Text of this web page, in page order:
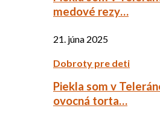
medové rezy…
21. júna 2025
Dobroty pre deti
Piekla som v
ovocná torta…